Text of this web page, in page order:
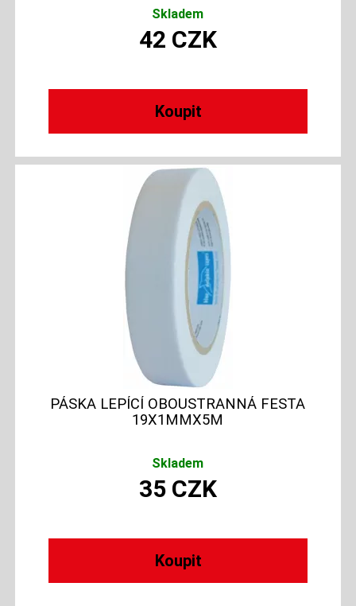
Skladem
42 CZK
PÁSKA LEPÍCÍ OBOUSTRANNÁ FESTA
19X1MMX5M
Skladem
35 CZK